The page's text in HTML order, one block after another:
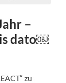
–
dato￼
zu